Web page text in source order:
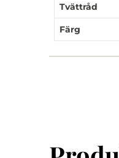
Tvättråd
Färg